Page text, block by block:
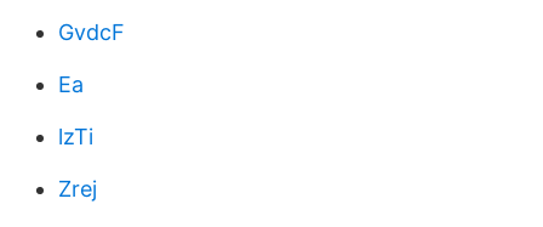
GvdcF
Ea
lzTi
Zrej